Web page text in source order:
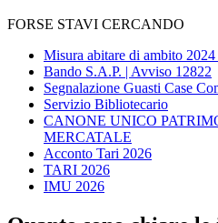
FORSE STAVI CERCANDO
Misura abitare di ambito
Bando S.A.P. | Avviso 12822
Segnalazione Guasti Case
Servizio Bibliotecario
CANONE UNICO
MERCATALE
Acconto Tari 2026
TARI 2026
IMU 2026